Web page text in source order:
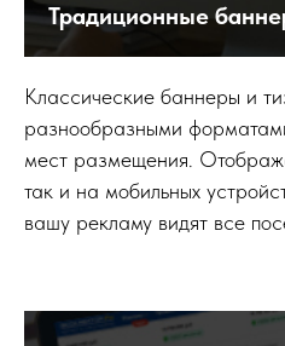
Традиционные
Классические баннеры и
разнообразными
мест размещения.
так и на мобильных
вашу рекламу видят все